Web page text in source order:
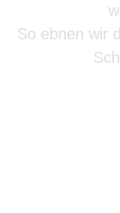
So ebnen wir